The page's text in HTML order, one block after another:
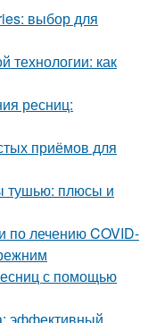
выбор для
технологии: как
ресниц:
приёмов для
тушью: плюсы и
по лечению COVID-
с помощью